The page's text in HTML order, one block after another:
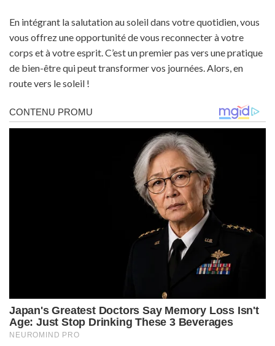
En intégrant la salutation au soleil dans votre quotidien, vous
vous offrez une opportunité de vous reconnecter à votre
corps et à votre esprit. C’est un premier pas vers une pratique
de bien-être qui peut transformer vos journées. Alors, en
route vers le soleil !